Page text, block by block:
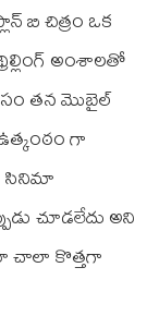
బి చిత్రం ఒక
అంశాలతో
తన మొబైల్
గా
సినిమా
చూడలేదు అని
చాలా కొత్తగా